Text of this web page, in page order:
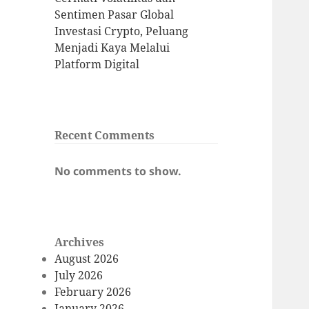
Sentimen Pasar Global
Investasi Crypto, Peluang
Menjadi Kaya Melalui
Platform Digital
Recent Comments
No comments to show.
Archives
August 2026
July 2026
February 2026